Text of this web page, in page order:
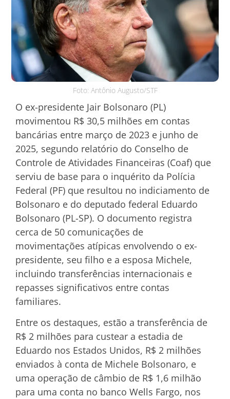
Foto: Antônio Augusto/STF
O ex-presidente Jair Bolsonaro (PL)
movimentou R$ 30,5 milhões em contas
bancárias entre março de 2023 e junho de
2025, segundo relatório do Conselho de
Controle de Atividades Financeiras (Coaf) que
serviu de base para o inquérito da Polícia
Federal (PF) que resultou no indiciamento de
Bolsonaro e do deputado federal Eduardo
Bolsonaro (PL-SP). O documento registra
cerca de 50 comunicações de
movimentações atípicas envolvendo o ex-
presidente, seu filho e a esposa Michele,
incluindo transferências internacionais e
repasses significativos entre contas
familiares.
Entre os destaques, estão a transferência de
R$ 2 milhões para custear a estadia de
Eduardo nos Estados Unidos, R$ 2 milhões
enviados à conta de Michele Bolsonaro, e
uma operação de câmbio de R$ 1,6 milhão
para uma conta no banco Wells Fargo, nos